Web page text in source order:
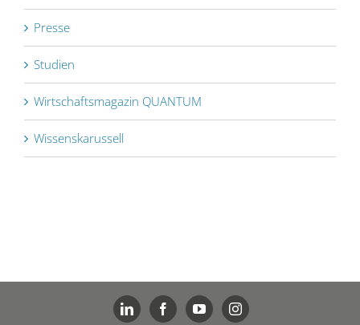
Presse
Studien
Wirtschaftsmagazin QUANTUM
Wissenskarussell